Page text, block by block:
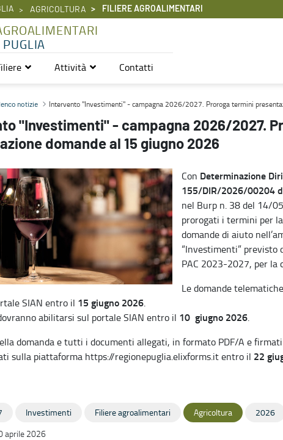
AGRICOLTURA FILIERE AGROALIMENTARI
PUGLIA
Attività Contatti
2026/2027. Proroga termini presentazione domande al 15
notizie Intervento "Investimenti" - campagna 2026/2027. Proroga termini
"Investimenti" - campagna 2026/2027.
domande al 15 giugno 2026
Con Determinazione
155/DIR/2026/00204
nel Burp n. 38 del 14/
prorogati i termini per
domande di aiuto
“Investimenti” previsto
PAC 2023-2027, per la
Le domande
SIAN entro il 15 giugno 2026.
abilitarsi sul portale SIAN entro il 10 giugno 2026.
domanda e tutti i documenti allegati, in formato PDF/A e
sulla piattaforma https://regionepuglia.elixforms.it entro il 22
Investimenti Filiere agroalimentari Agricoltura 2026
aprile 2026